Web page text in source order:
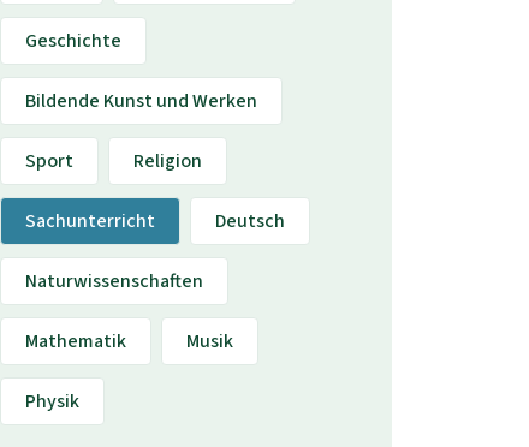
Geschichte
Bildende Kunst und Werken
Sport Religion
Sachunterricht Deutsch
Naturwissenschaften
Mathematik Musik
Physik